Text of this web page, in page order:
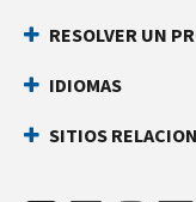
RESOLVER UN
IDIOMAS
SITIOS